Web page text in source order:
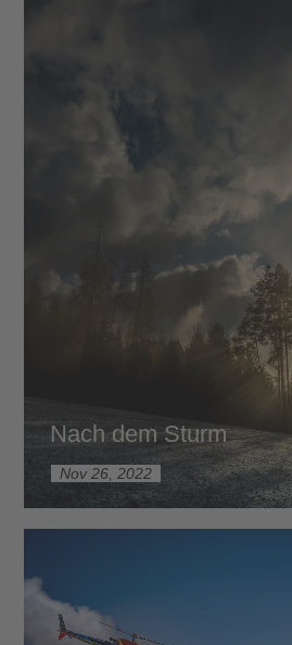
Nach dem Sturm
Nov 26, 2022